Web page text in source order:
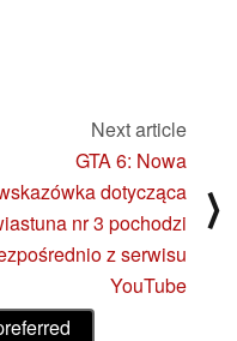
Next article
GTA 6: Nowa
dotycząca
nr 3 pochodzi
z serwisu
YouTube
⟩